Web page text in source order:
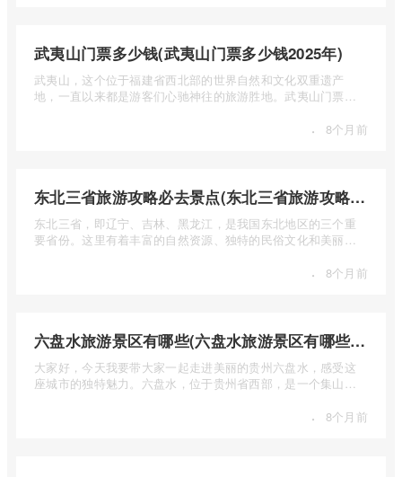
武夷山门票多少钱(武夷山门票多少钱2025年)
武夷山，这个位于福建省西北部的世界自然和文化双重遗产
地，一直以来都是游客们心驰神往的旅游胜地。武夷山门票多
· 8个月前
东北三省旅游攻略必去景点(东北三省旅游攻略必去景点视频介绍)
东北三省，即辽宁、吉林、黑龙江，是我国东北地区的三个重
要省份。这里有着丰富的自然资源、独特的民俗文化和美丽的
· 8个月前
六盘水旅游景区有哪些(六盘水旅游景区有哪些景点值得去)
大家好，今天我要带大家一起走进美丽的贵州六盘水，感受这
座城市的独特魅力。六盘水，位于贵州省西部，是一个集山水
· 8个月前